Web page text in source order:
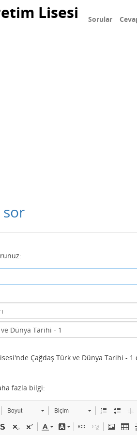
Lisesi
Sorular
Çağdaş Türk ve Dünya Tarihi - 1
fazla bilgi:
Boyut Biçim